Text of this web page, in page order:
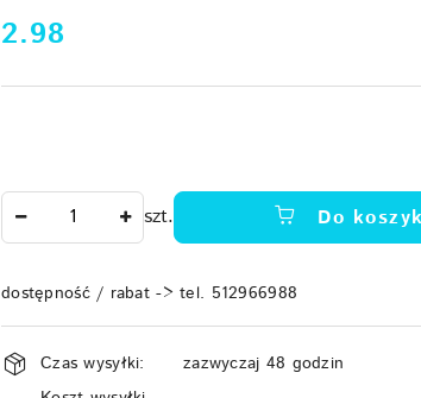
cena:
2.98
szt. Do
dostępność / rabat -> tel. 512966988
Dostępność
i
Czas wysyłki:
zazwyczaj 48 godzin